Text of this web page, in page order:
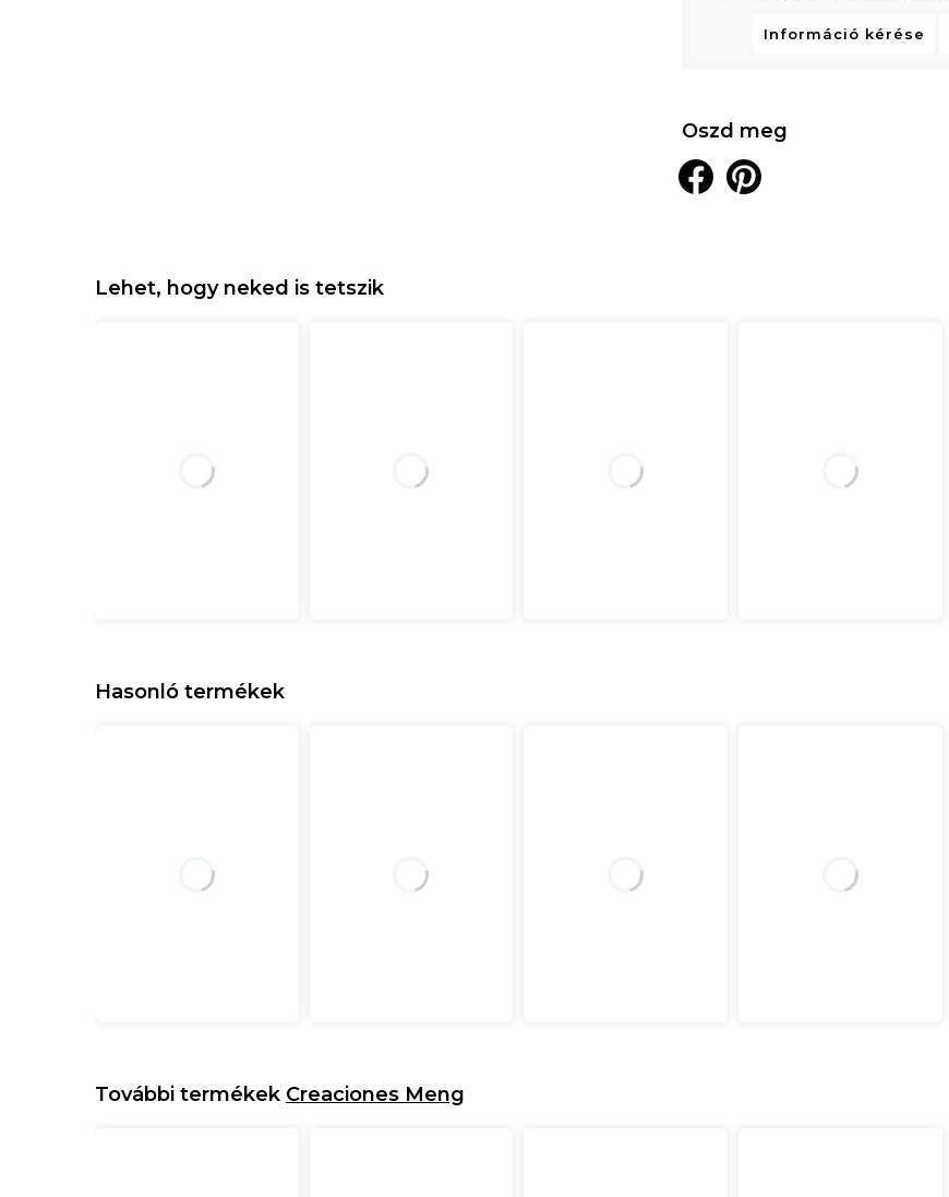
Információ kérése
Oszd meg
Lehet, hogy neked is tetszik
Hasonló termékek
További termékek Creaciones Meng